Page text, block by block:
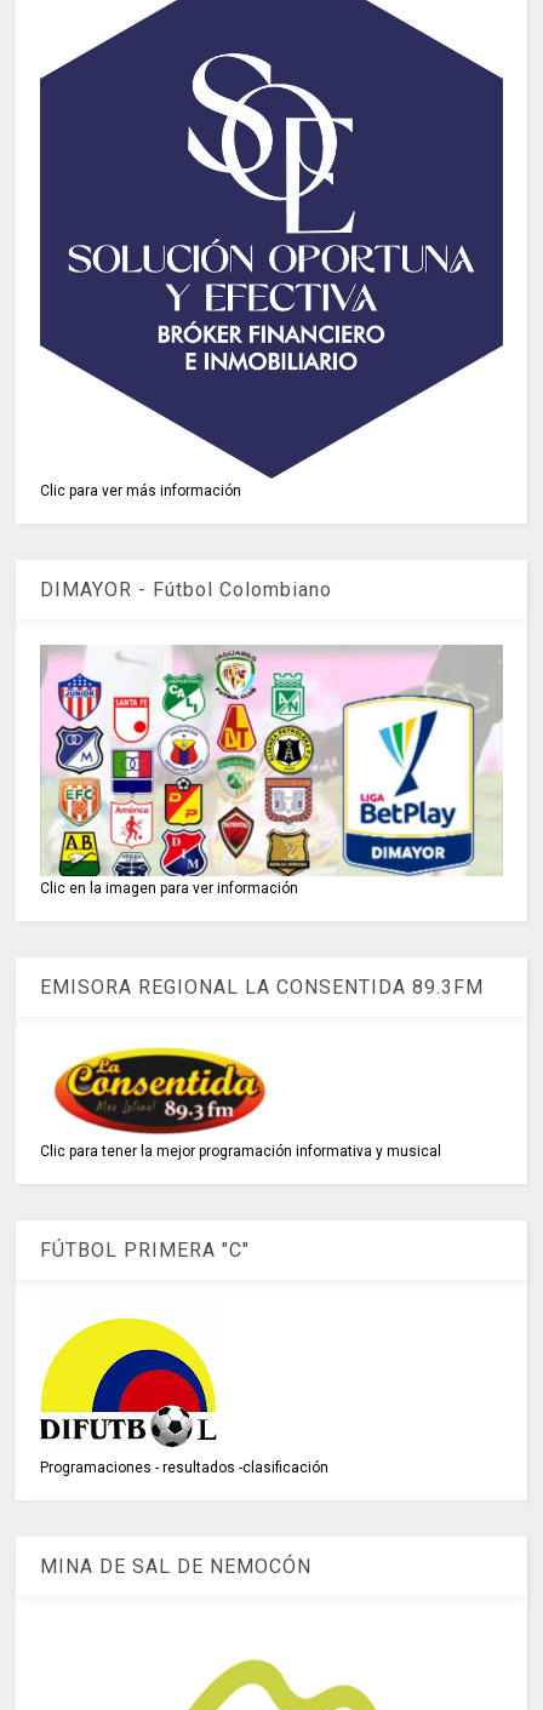
Clic para ver más información
DIMAYOR - Fútbol Colombiano
Clic en la imagen para ver información
EMISORA REGIONAL LA CONSENTIDA 89.3FM
Clic para tener la mejor programación informativa y musical
FÚTBOL PRIMERA "C"
Programaciones - resultados -clasificación
MINA DE SAL DE NEMOCÓN